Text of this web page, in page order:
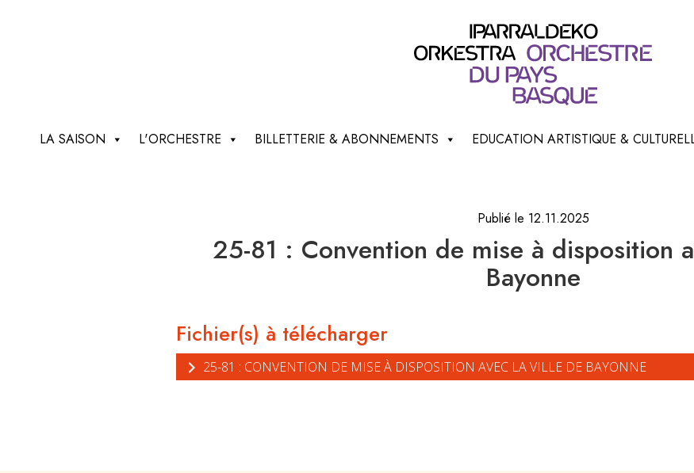
LA SAISON L'ORCHESTRE BILLETTERIE & ABONNEMENTS EDUCATION ARTISTIQUE &
Publié le 12.11.2025
25-81 : Convention de mise à disposition
Bayonne
Fichier(s) à télécharger
25-81 : CONVENTION DE MISE À DISPOSITION AVEC LA VILLE DE BAYONNE